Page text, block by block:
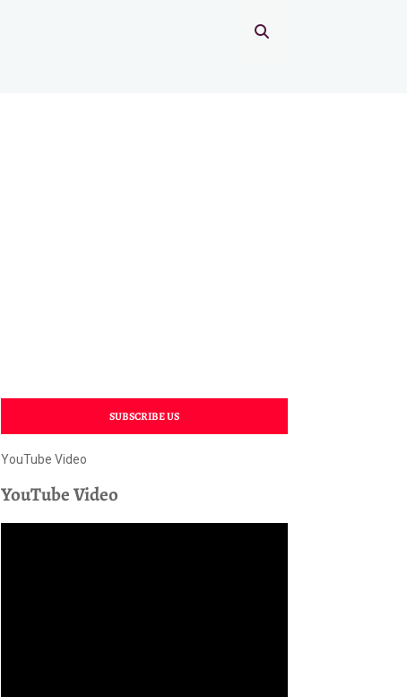
SUBSCRIBE US
YouTube Video
YouTube Video